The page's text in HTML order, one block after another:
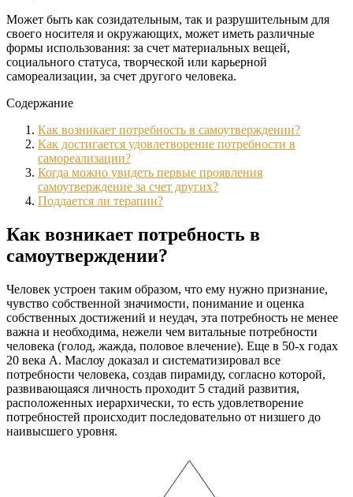
Может быть как созидательным, так и разрушительным для
своего носителя и окружающих, может иметь различные
формы использования: за счет материальных вещей,
социального статуса, творческой или карьерной
самореализации, за счет другого человека.
Содержание
Как возникает потребность в самоутверждении?
Как достигается удовлетворение потребности в
самореализации?
Когда можно увидеть первые проявления
самоутверждение за счет других?
Поддается ли терапии?
Как возникает потребность в
самоутверждении?
Человек устроен таким образом, что ему нужно признание,
чувство собственной значимости, понимание и оценка
собственных достижений и неудач, эта потребность не менее
важна и необходима, нежели чем витальные потребности
человека (голод, жажда, половое влечение). Еще в 50-х годах
20 века А. Маслоу доказал и систематизировал все
потребности человека, создав пирамиду, согласно которой,
развивающаяся личность проходит 5 стадий развития,
расположенных иерархически, то есть удовлетворение
потребностей происходит последовательно от низшего до
наивысшего уровня.